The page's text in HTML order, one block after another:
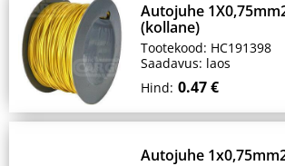
Autojuhe
(kollane)
Tootekood: HC191398
Saadavus: laos
Hind: 0.47 €
Autojuhe